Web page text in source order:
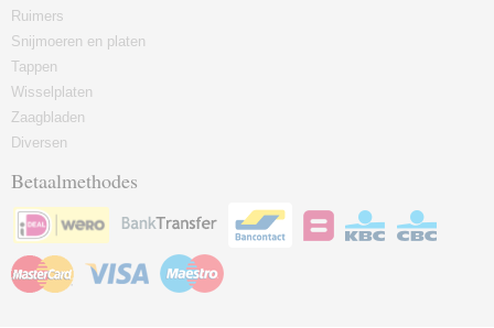
Ruimers
Snijmoeren en platen
Tappen
Wisselplaten
Zaagbladen
Diversen
Betaalmethodes